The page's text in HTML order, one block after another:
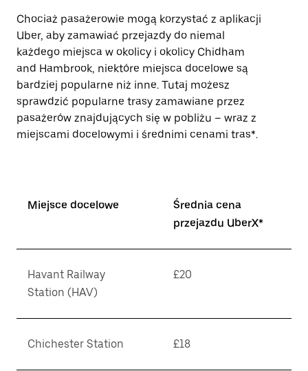
Chociaż pasażerowie mogą korzystać z aplikacji
Uber, aby zamawiać przejazdy do niemal
każdego miejsca w okolicy i okolicy Chidham
and Hambrook, niektóre miejsca docelowe są
bardziej popularne niż inne. Tutaj możesz
sprawdzić popularne trasy zamawiane przez
pasażerów znajdujących się w pobliżu – wraz z
miejscami docelowymi i średnimi cenami tras*.
Miejsce docelowe
Średnia cena
przejazdu UberX*
Havant Railway
Station (HAV)
£20
Chichester Station £18